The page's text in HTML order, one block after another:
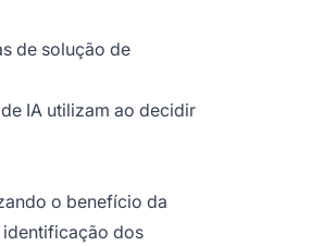
de solução de
IA utilizam ao decidir
o benefício da
dos